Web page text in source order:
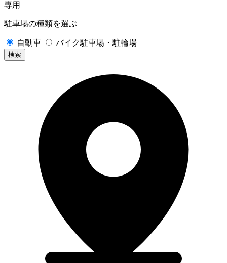
専用
駐車場の種類を選ぶ
自動車 バイク駐車場・駐輪場
検索